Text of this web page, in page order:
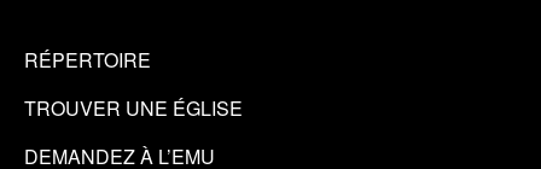
RÉPERTOIRE
TROUVER UNE ÉGLISE
DEMANDEZ À L’EMU